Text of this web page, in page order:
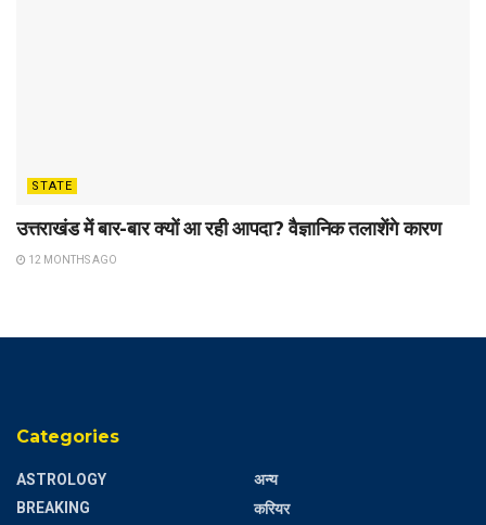
STATE
उत्तराखंड में बार-बार क्यों आ रही आपदा? वैज्ञानिक तलाशेंगे कारण
12 MONTHS AGO
Categories
ASTROLOGY
BREAKING
अन्य
करियर